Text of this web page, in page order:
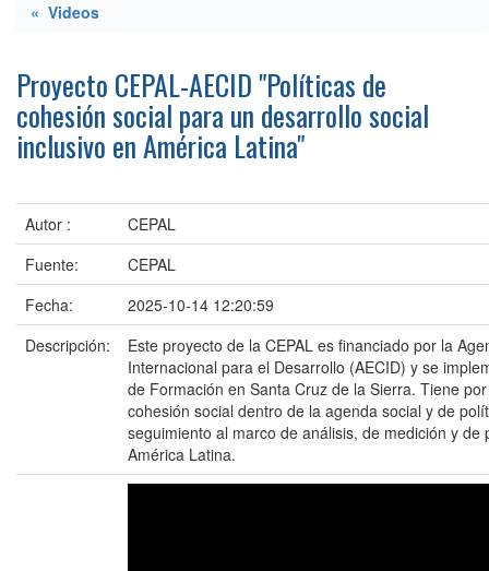
« Videos
Proyecto CEPAL-AECID "Políticas de
cohesión social para un desarrollo social
inclusivo en América Latina"
Autor :
CEPAL
Fuente:
CEPAL
Fecha:
2025-10-14 12:20:59
Descripción:
Este proyecto de la CEPAL es financiado por la
Internacional para el Desarrollo (AECID) y se
de Formación en Santa Cruz de la Sierra. Tiene
cohesión social dentro de la agenda social y de
seguimiento al marco de análisis, de medición y
América Latina.